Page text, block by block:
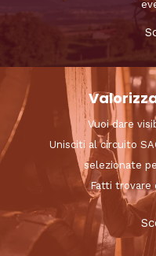
Vuoi dare
Unisciti al circuito
selezionate
Fatti trovare